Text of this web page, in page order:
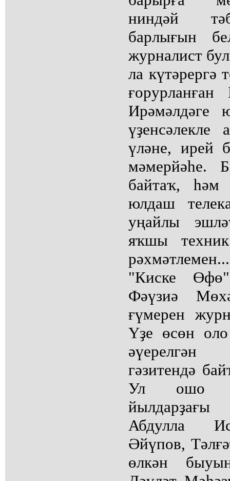
ниндәй
барлығын
журналист
ла күтәрергә
Ирәмәлдәге
үләне, ирей
мәмерйәһе.
байтаҡ, һәм
юлдаш
уңайлы
яҡшы
"Киске Өфө"
Фәүзиә
ғүмерен
Үҙе өсөн
гәзитендә
Ул ошо
йылдарҙағы
Абдулла
Әйүпов,
өлкән